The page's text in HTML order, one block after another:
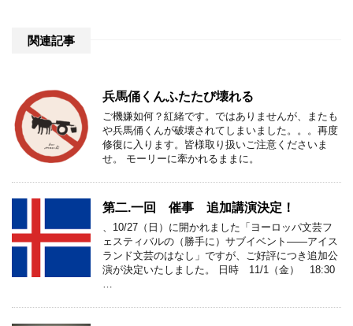
関連記事
兵馬俑くんふたたび壊れる
ご機嫌如何？紅緒です。ではありませんが、またも
や兵馬俑くんが破壊されてしまいました。。。再度
修復に入ります。皆様取り扱いご注意くださいま
せ。 モーリーに牽かれるままに。
第二.一回 催事 追加講演決定！
、10/27（日）に開かれました「ヨーロッパ文芸フ
ェスティバルの（勝手に）サブイベント――‏アイス
ランド文芸のはなし」ですが、ご好評につき追加公
演が決定いたしました。 日時 11/1（金） 18:30
…